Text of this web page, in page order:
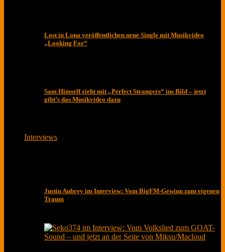
Lost in Lona veröffentlichen neue Single mit Musikvideo
„Looking For“
Sam Himself zieht mit „Perfect Strangers“ ins Bild – jetzt
gibt’s das Musikvideo dazu
Interviews
Justin Aubrey im Interview: Vom BigFM-Gewinn zum eigenen
Traum